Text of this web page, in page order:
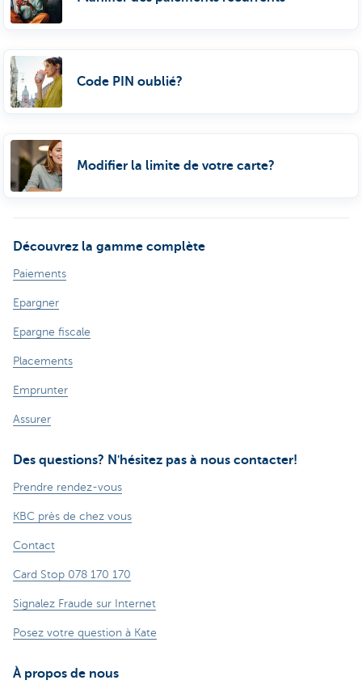
Code PIN oublié?
Modifier la limite de votre carte?
Découvrez la gamme complète
Paiements
Epargner
Epargne fiscale
Placements
Emprunter
Assurer
Des questions? N'hésitez pas à nous contacter!
Prendre rendez-vous
KBC près de chez vous
Contact
Card Stop 078 170 170
Signalez Fraude sur Internet
Posez votre question à Kate
À propos de nous